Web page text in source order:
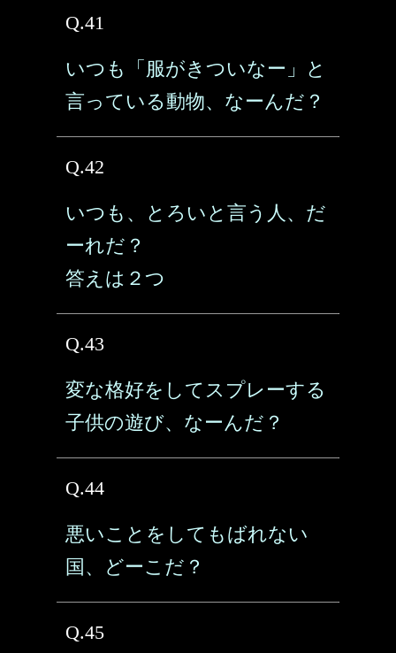
Q.41
いつも「服がきついなー」と
言っている動物、なーんだ？
Q.42
いつも、とろいと言う人、だ
ーれだ？
答えは２つ
Q.43
変な格好をしてスプレーする
子供の遊び、なーんだ？
Q.44
悪いことをしてもばれない
国、どーこだ？
Q.45